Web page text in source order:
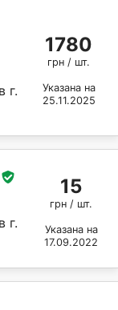
г.
1780
грн / шт.
Указана на
25.11.2025
г.
15
грн / шт.
Указана на
17.09.2022